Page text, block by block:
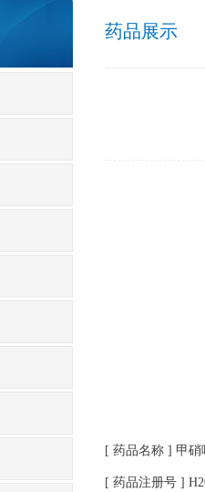
药品展示
[ 药品名称 ] 甲硝
[ 药品注册号 ]